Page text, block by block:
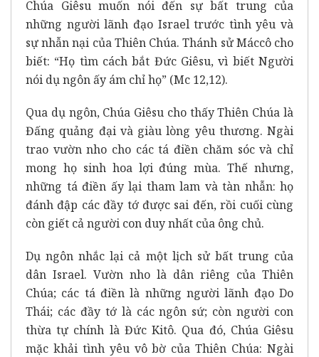
Chúa Giêsu muốn nói đến sự bất trung của
những người lãnh đạo Israel trước tình yêu và
sự nhẫn nại của Thiên Chúa. Thánh sử Máccô cho
biết: “Họ tìm cách bắt Đức Giêsu, vì biết Người
nói dụ ngôn ấy ám chỉ họ” (Mc 12,12).
Qua dụ ngôn, Chúa Giêsu cho thấy Thiên Chúa là
Đấng quảng đại và giàu lòng yêu thương. Ngài
trao vườn nho cho các tá điền chăm sóc và chỉ
mong họ sinh hoa lợi đúng mùa. Thế nhưng,
những tá điền ấy lại tham lam và tàn nhẫn: họ
đánh đập các đầy tớ được sai đến, rồi cuối cùng
còn giết cả người con duy nhất của ông chủ.
Dụ ngôn nhắc lại cả một lịch sử bất trung của
dân Israel. Vườn nho là dân riêng của Thiên
Chúa; các tá điền là những người lãnh đạo Do
Thái; các đầy tớ là các ngôn sứ; còn người con
thừa tự chính là Đức Kitô. Qua đó, Chúa Giêsu
mặc khải tình yêu vô bờ của Thiên Chúa: Ngài